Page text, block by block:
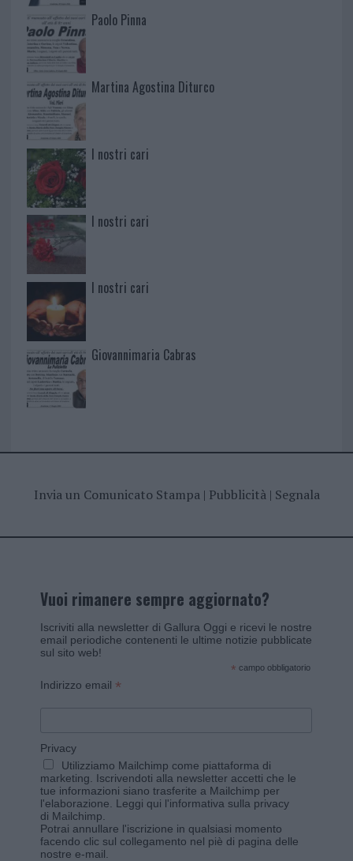
Paolo Pinna
Martina Agostina Diturco
I nostri cari
I nostri cari
I nostri cari
Giovannimaria Cabras
Invia un Comunicato Stampa| Pubblicità| Segnala
Vuoi rimanere sempre aggiornato?
Iscriviti alla newsletter di Gallura Oggi e ricevi le nostre
email periodiche contenenti le ultime notizie pubblicate
sul sito web!
* campo obbligatorio
Indirizzo email *
Privacy
Utilizziamo Mailchimp come piattaforma di
marketing. Iscrivendoti alla newsletter accetti che le
tue informazioni siano trasferite a Mailchimp per
l'elaborazione. Leggi qui l'informativa sulla privacy
di Mailchimp
Potrai annullare l'iscrizione in qualsiasi momento
facendo clic sul collegamento nel piè di pagina delle
nostre e-mail.